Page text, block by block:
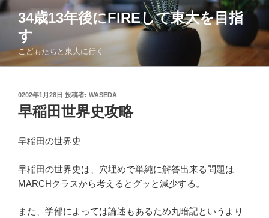
コ
ン
ツ
34歳13年後にFIREして東大を目指
す
こどもたちと東大に行く
投
稿
日:
0202年1月28日 投稿者: WASEDA
早稲田世界史攻略
早稲田の世界史
早稲田の世界史は、穴埋めで単純に解答出来る問題は
MARCHクラスから考えるとグッと減少する。
また、学部によっては論述もあるため丸暗記というより